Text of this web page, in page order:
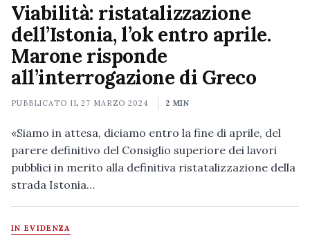
Viabilità: ristatalizzazione
dell’Istonia, l’ok entro aprile.
Marone risponde
all’interrogazione di Greco
PUBBLICATO IL27 MARZO 2024 2 MIN
«Siamo in attesa, diciamo entro la fine di aprile, del
parere definitivo del Consiglio superiore dei lavori
pubblici in merito alla definitiva ristatalizzazione della
strada Istonia…
IN EVIDENZA